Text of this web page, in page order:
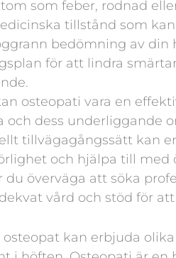
som feber, rodnad
tillstånd som
bedömning av
för att lindra
osteopati vara en
och dess underliggande
tillvägagångssätt kan
och hjälpa till med
du överväga att söka
vård och stöd för
osteopat kan erbjuda